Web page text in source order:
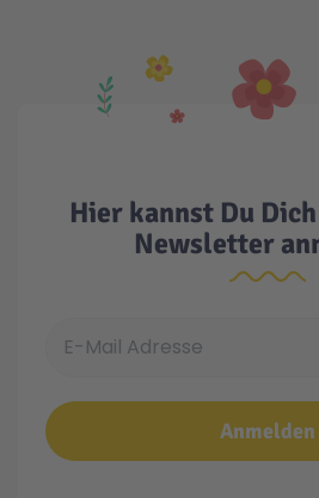
Hier kannst Du
Newsletter
Anmelden